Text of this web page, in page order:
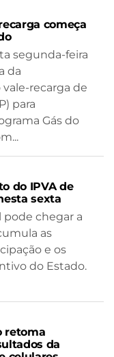
começa
segunda-feira
da
recarga de
para
Gás do
do IPVA de
sexta
chegar a
as
e os
do Estado.
retoma
da